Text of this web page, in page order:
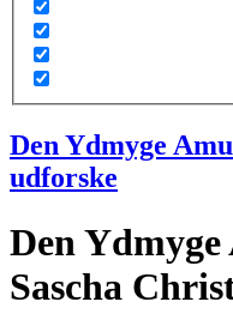
Den Ydmyge
udforske
Den
Sascha